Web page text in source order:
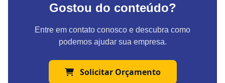
Gostou do conteúdo?
Entre em contato conosco e descubra como
podemos ajudar sua empresa.
Solicitar Orçamento